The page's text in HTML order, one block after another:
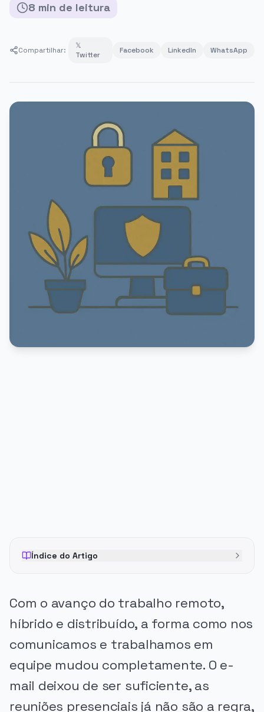
8 min de leitura
Compartilhar:
𝕏
Twitter
Facebook LinkedIn WhatsApp
Índice do Artigo
Com o avanço do trabalho remoto,
híbrido e distribuído, a forma como nos
comunicamos e trabalhamos em
equipe mudou completamente. O e-
mail deixou de ser suficiente, as
reuniões presenciais já não são a regra,